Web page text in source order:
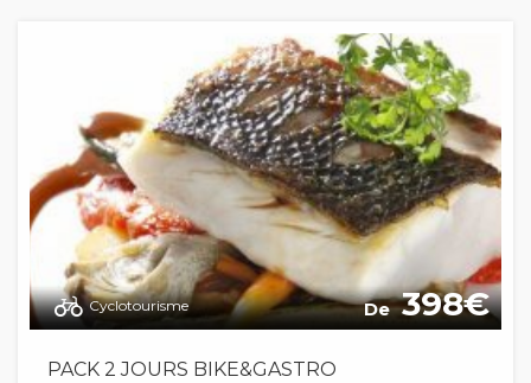
Cyclotourisme De 398
PACK 2 JOURS BIKE&GASTRO